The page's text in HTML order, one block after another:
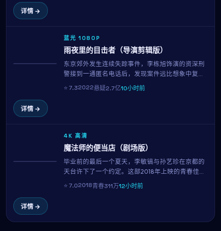
详情 →
蓝光 1080P
雨夜里的目击者（导演剪辑版）
东京郊外发生连续失踪事件，李栋旭饰演的资深刑
警接到一通匿名电话后，发现案件远比想象中复
杂。孙艺珍饰演的目击者似乎在隐瞒什么，而每一
条线索都将他们带向一个被尘封多年的秘密。金知
⭐7.32022悬疑2.7亿10小时前
详情 →
4K 高清
魔法师的便当店（剧场版）
毕业前的最后一个夏天，李敏镐与孙艺珍在京都的
天台许下了一个约定。这部2018年上映的青春佳作
集结了李敏镐、孙艺珍、南柱赫等当红演员，用141
分钟的篇幅记录下属于十八岁的迷茫、勇气与心
⭐7.02018青春311万12小时前
详情 →